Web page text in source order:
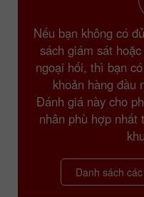
Nếu bạn không có
sách giám sát
ngoại hối, thì bạn
khoản hàng đầu
Đánh giá này cho
nhân phù hợp
Danh sách